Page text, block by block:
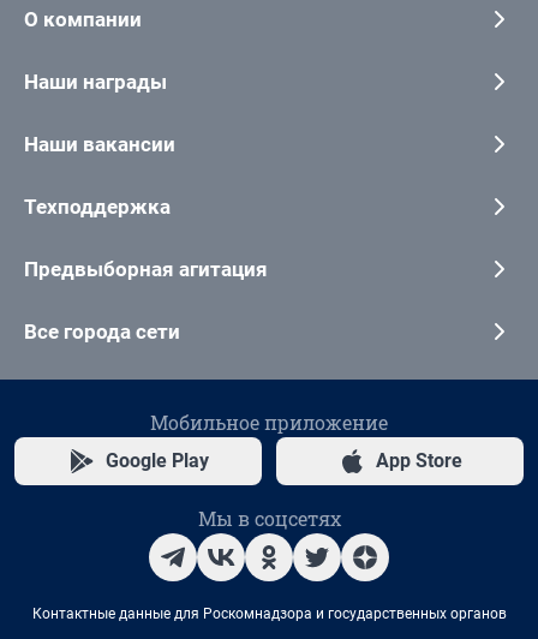
О компании
Наши награды
Наши вакансии
Техподдержка
Предвыборная агитация
Все города сети
Мобильное приложение
Google Play App Store
Мы в соцсетях
Контактные данные для Роскомнадзора и государственных органов